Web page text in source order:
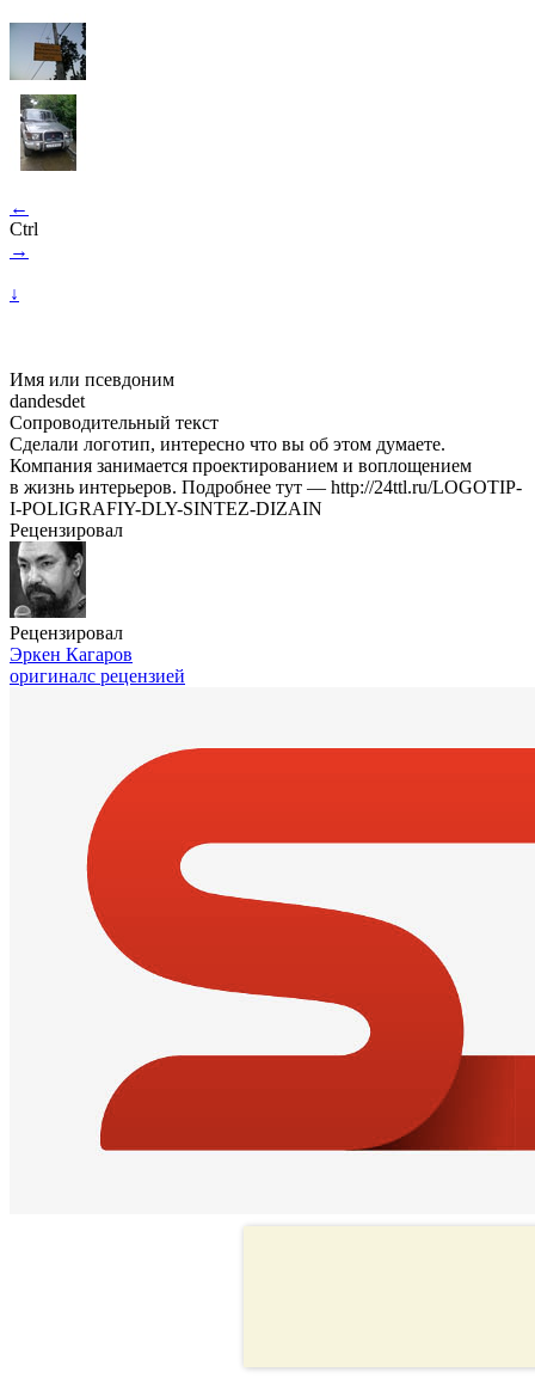
←
Ctrl
→
↓
Имя или псевдоним
dandesdet
Сопроводительный текст
Сделали логотип, интересно что вы об этом думаете.
Компания занимается проектированием и воплощением
в жизнь интерьеров. Подробнее тут — http://24ttl.ru/LOGOTIP-
I-POLIGRAFIY-DLY-SINTEZ-DIZAIN
Рецензировал
Рецензировал
Эркен Кагаров
оригиналс рецензией